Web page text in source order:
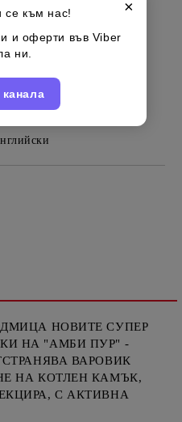
ПОРЪЧКА-
име - 0885514885
НОВИТЕ СУПЕР
НА "АМБИ ПУР" -
ВАРОВИК
НА КОТЛЕН КАМЪК,
С АКТИВНА
×
се към нас!
и оферти във Viber
ни.